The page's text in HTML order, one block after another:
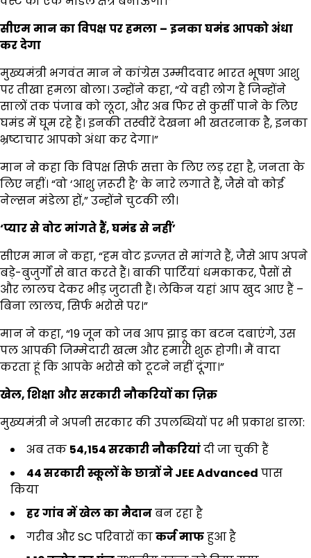
सीएममानकाविपक्षपरहमला – इनकाघमंड आपकोअंधा
करदेगा
मुख्यमंत्री भगवंत मान ने कांग्रेस उम्मीदवार भारत भूषण आशु
पर तीखा हमला बोला। उन्होंने कहा, “ये वही लोग हैं जिन्होंने
सालों तक पंजाब को लूटा, और अब फिर से कुर्सी पाने के लिए
घमंड में घूम रहे हैं। इनकी तस्वीरें देखना भी खतरनाक है, इनका
भ्रष्टाचार आपको अंधा कर देगा।”
मान ने कहा कि विपक्ष सिर्फ सत्ता के लिए लड़ रहा है, जनता के
लिए नहीं। “वो ‘आशु ज़रूरी है’ के नारे लगाते हैं, जैसे वो कोई
नेल्सन मंडेला हों,” उन्होंने चुटकी ली।
‘प्यारसेवोटमांगतेहैं,घमंडसेनहीं’
सीएम मान ने कहा, “हम वोट इज्ज़त से मांगते हैं, जैसे आप अपने
बड़े-बुजुर्गों से बात करते हैं। बाकी पार्टियां धमकाकर, पैसों से
और लालच देकर भीड़ जुटाती हैं। लेकिन यहां आप खुद आए हैं –
बिना लालच, सिर्फ भरोसे पर।”
मान ने कहा, “19 जून को जब आप झाड़ू का बटन दबाएंगे, उस
पल आपकी जिम्मेदारी खत्म और हमारी शुरू होगी। मैं वादा
करता हूं कि आपके भरोसे को टूटने नहीं दूंगा।”
खेल,शिक्षा औरसरकारीनौकरियोंकाज़िक्र
मुख्यमंत्री ने अपनी सरकार की उपलब्धियों पर भी प्रकाश डाला:
अब तक 54,154सरकारीनौकरियांदी जा चुकी हैं
44सरकारीस्कूलोंकेछात्रोंनेJEE Advanced पास
किया
हरगांवमेंखेलकामैदानबन रहा है
गरीब और SC परिवारों काकर्जमाफहुआ है